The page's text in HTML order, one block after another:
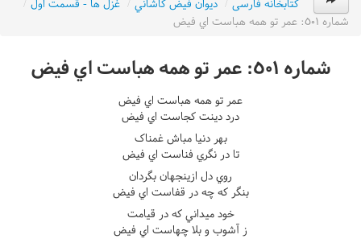
کتابخانه فارسی / ديوان فيض کاشاني / غزل ها - قسمت اول /
شماره ٥٠١: عمر تو همه هباست اي فيض
شماره ٥٠١: عمر تو همه هباست اي فيض
عمر تو همه هباست اي فيض
درد دينت کجاست اي فيض
بهر دنيا مباش غمناک
تا در نگري فناست اي فيض
روي دل ازينجهان بگردان
بنگر که چه در قفاست اي فيض
خود ميداني که در قيامت
ز آشوب و بلا چهاست اي فيض